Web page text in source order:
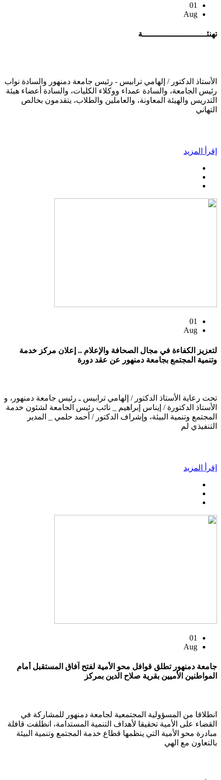
01
Aug
تهنئــــــــــــــــــــــــــة
الأستاذ الدكتور / إلهامي ترابيس - رئيس جامعة دمنهور والسادة نواب
رئيس الجامعة، والسادة عمداء ووكلاء الكليات، والسادة أعضاء هيئة
التدريس والهيئة المعاونة، والعاملين والطلاب، يتقدمون بخالص
التهاني
إقرأ المزيد
01
Aug
لتعزيز الكفاءة في مجال الصحافة والإعلام .. إعلان مركز خدمة
وتنمية المجتمع بجامعة دمنهور عن عقد دورة
تحت رعاية الأستاذ الدكتور / إلهامي ترابيس ـ رئيس جامعة دمنهور، و
الأستاذ الدكتورة / إيناس إبراهيم _ نائب رئيس الجامعة لشئون خدمة
المجتمع وتنمية البيئة، وإشراف الدكتور / أحمد حلمي _ المدير
التنفيذي لم
إقرأ المزيد
01
Aug
جامعة دمنهور تطلق قوافل محو الأمية لفتح آفاق المستقبل أمام
المواطنين الأميين بقرية صلاح الدين بمركز
انطلاقا من المسؤولية المجتمعية لجامعة دمنهور للمشاركة في
القضاء على الأمية تحقيقا لأهداف التنمية المستدامة، انطلقت قافلة
مبادرة محو الأمية التي ينظمها قطاع خدمة المجتمع وتنمية البيئة
بالتعاون مع الهي